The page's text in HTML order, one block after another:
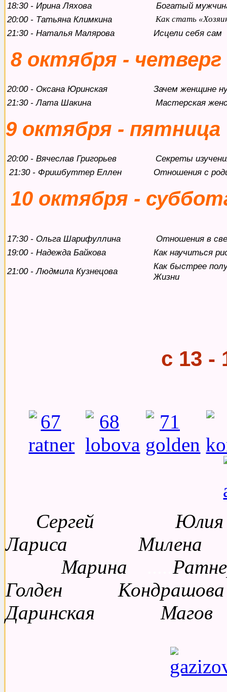
18:30 - Ирина Ляхова
Богатый
20:00 - Татьяна Климкина
Как стать
21:30 - Наталья Малярова Исцели себя сам
8 октября - четверг
20:00 - Оксана Юринская
Зачем женщине
21:30 - Лата Шакина
Мастерская
9 октября - пятница
20:00 - Вячеслав Григорьев
Секреты
21:30 - Фришбуттер Еллен
Отношения с
10 октября -
17:30 - Ольга Шарифуллина
Отношения в
19:00 - Надежда Байкова
Как научиться
21:00 - Людмила Кузнецова
Как быстрее
Жизни
с 13 -
Сергей
Лариса Милена
Марина
Голден
Даринская